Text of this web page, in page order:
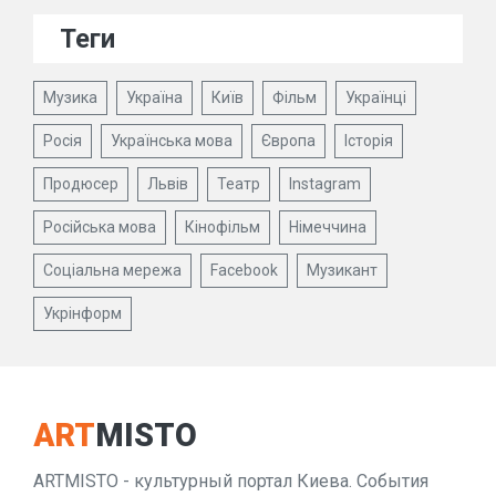
Теги
Музика Україна Київ Фільм Українці
Росія Українська мова Європа Історія
Продюсер Львів Театр Instagram
Російська мова Кінофільм Німеччина
Соціальна мережа Facebook Музикант
Укрінформ
ARTMISTO
ARTMISTO - культурный портал Киева. События